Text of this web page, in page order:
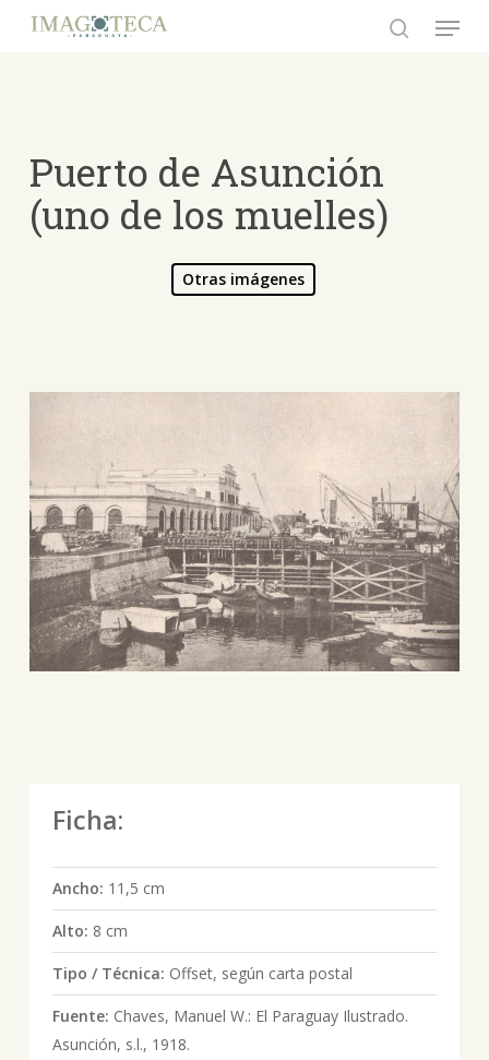
Menu
Puerto de Asunción
(uno de los muelles)
Otras imágenes
Ficha:
Ancho: 11,5 cm
Alto: 8 cm
Tipo / Técnica: Offset, según carta postal
Fuente: Chaves, Manuel W.: El Paraguay Ilustrado.
Asunción, s.l., 1918.